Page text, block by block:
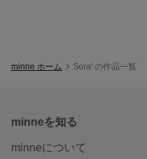
minne ホーム Sora' の作品一覧
minneを知る
minneについて